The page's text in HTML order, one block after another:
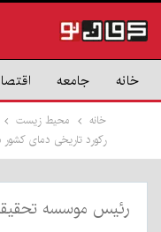
خانه جامعه
خانه
محیط زیست
رکورد تاریخی دمای
رئیس موسسه